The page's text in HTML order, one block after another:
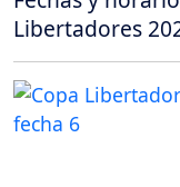
Libertadores